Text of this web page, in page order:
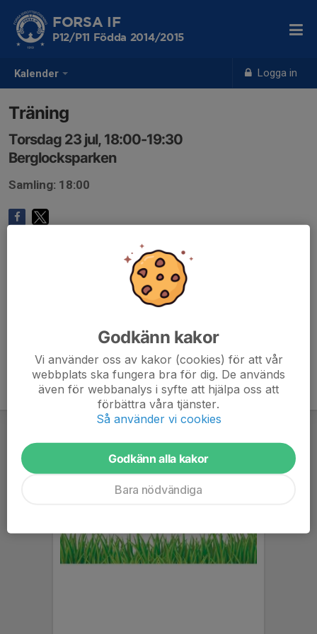
Kalender Logga in
FORSA IF
P12/P11 Födda 2014/2015
Träning
Torsdag 23 jul, 18:00-19:30
Berglocksparken
Samling: 18:00
Godkänn kakor
Vi använder oss av kakor (cookies) för att vår
webbplats ska fungera bra för dig. De används
även för webbanalys i syfte att hjälpa oss att
förbättra våra tjänster.
Så använder vi cookies
Godkänn alla kakor
Bara nödvändiga